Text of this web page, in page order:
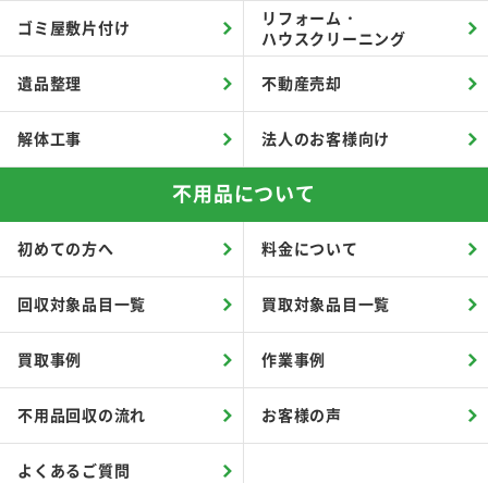
ゴミ屋敷片付け
リフォーム・
ハウスクリーニング
遺品整理 不動産売却
解体工事 法人のお客様向け
不用品について
初めての方へ 料金について
回収対象品目一覧 買取対象品目一覧
買取事例 作業事例
不用品回収の流れ お客様の声
よくあるご質問